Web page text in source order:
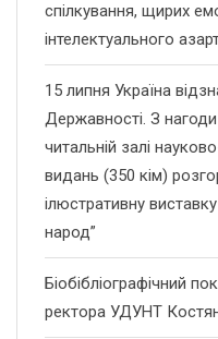
спілкування, щирих
інтелектуального
15 липня Україна
Державності. З
читальній залі
видань (350 кім)
ілюстративну виставку
народ”
Біобібліографічний
ректора УДУНТ